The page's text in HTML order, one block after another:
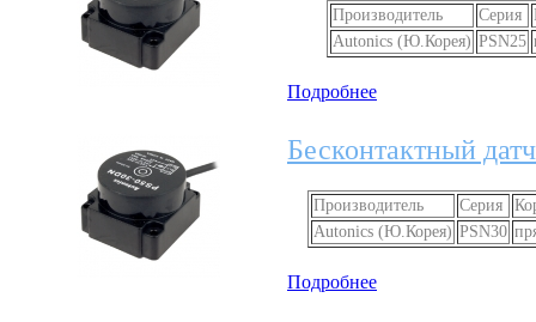
Производитель Серия
Autonics (Ю.Корея) PSN25
Подробнее
Бесконтактный
Производитель Серия
Autonics (Ю.Корея) PSN30
Подробнее